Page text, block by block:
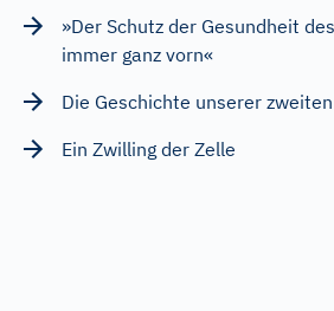
»Der Schutz der Gesundheit
immer ganz vorn«
Die Geschichte unserer
Ein Zwilling der Zelle